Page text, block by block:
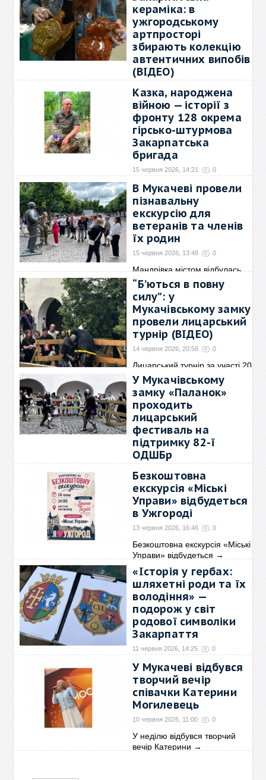
кераміка: в
ужгородському
артпросторі
збирають колекцію
автентичних випобів
(ВІДЕО)
В ужгородському артпросторі
розпочали проєкт із→
Казка, народжена
війною — історії з
фронту 128 окрема
гірсько-штурмова
Закарпатська
бригада
15 червня 2026, 14:21 0
«Сказати, що я спеціально
хотів написати казку
В Мукачеві провели
пізнавальну
екскурсію для
ветеранів та членів
їх родин
15 червня 2026, 13:48 0
Мандрівка містом відбулась
завдяки співпраці →
“Б’ються в повну
силу”: у
Мукачівському замку
провели лицарський
турнір (ВІДЕО)
14 червня 2026, 20:58 0
Лицарський турнір за участі 20
учасників з різних→
У Мукачівському
замку «Паланок»
проходить
лицарський
фестиваль на
підтримку 82-ї
ОДШБр
13 та 14 червня у верхньому
дворі замку "Паланок"→
Безкоштовна
екскурсія «Міські
Управи» відбудеться
в Ужгороді
13 червня 2026, 16:46 0
Безкоштовна екскурсія «Міські
Управи» відбудеться →
«Історія у гербах:
шляхетні роди та їх
володіння» —
подорож у світ
родової символіки
Закарпаття
11 червня 2026, 14:25 0
10 червня в стінах
Ужгородського замку
відбулася→
У Мукачеві відбувся
творчий вечір
співачки Катерини
Могилевець
10 червня 2026, 11:00 0
У неділю відбувся творчий
вечір Катерини →